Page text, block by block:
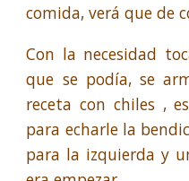
comida, verá que de
Con la necesidad
que se podía, se
receta con chiles ,
para echarle la
para la izquierda y